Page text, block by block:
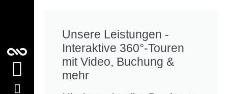
Unsere Leistungen -
Interaktive 360°-Touren
mit Video, Buchung &
mehr